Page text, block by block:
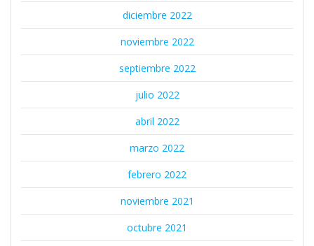
diciembre 2022
noviembre 2022
septiembre 2022
julio 2022
abril 2022
marzo 2022
febrero 2022
noviembre 2021
octubre 2021